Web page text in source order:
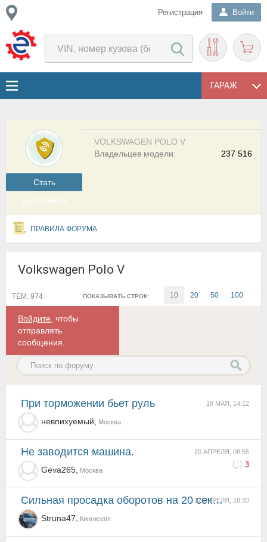
Регистрация Войти
ГАРАЖ
Cтать
участником
VOLKSWAGEN POLO V
237 516
Владельцев модели:
ПРАВИЛА ФОРУМА
Volkswagen Polo V
ПОКАЗЫВАТЬ СТРОК: 10 20 50 100
ТЕМ: 974
Войдите , чтобы
отправлять
сообщения.
18 МАЯ, 14:12
При торможении бьет руль
невпихуемый, Москва
20 АПРЕЛЯ, 08:55
3
Не заводится машина.
Geva265, Москва
17 АПРЕЛЯ, 18:33
Сильная просадка оборотов на 20 секунд.
Struna47, Кингисепп